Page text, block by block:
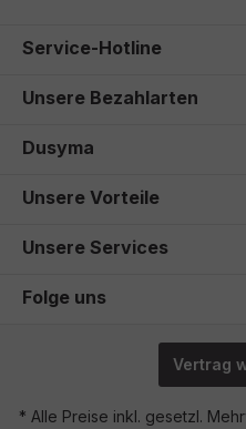
Service-Hotline
Unsere Bezahlarten
Dusyma
Unsere Vorteile
Unsere Services
Folge uns
Vertrag
* Alle Preise inkl. gesetzl.